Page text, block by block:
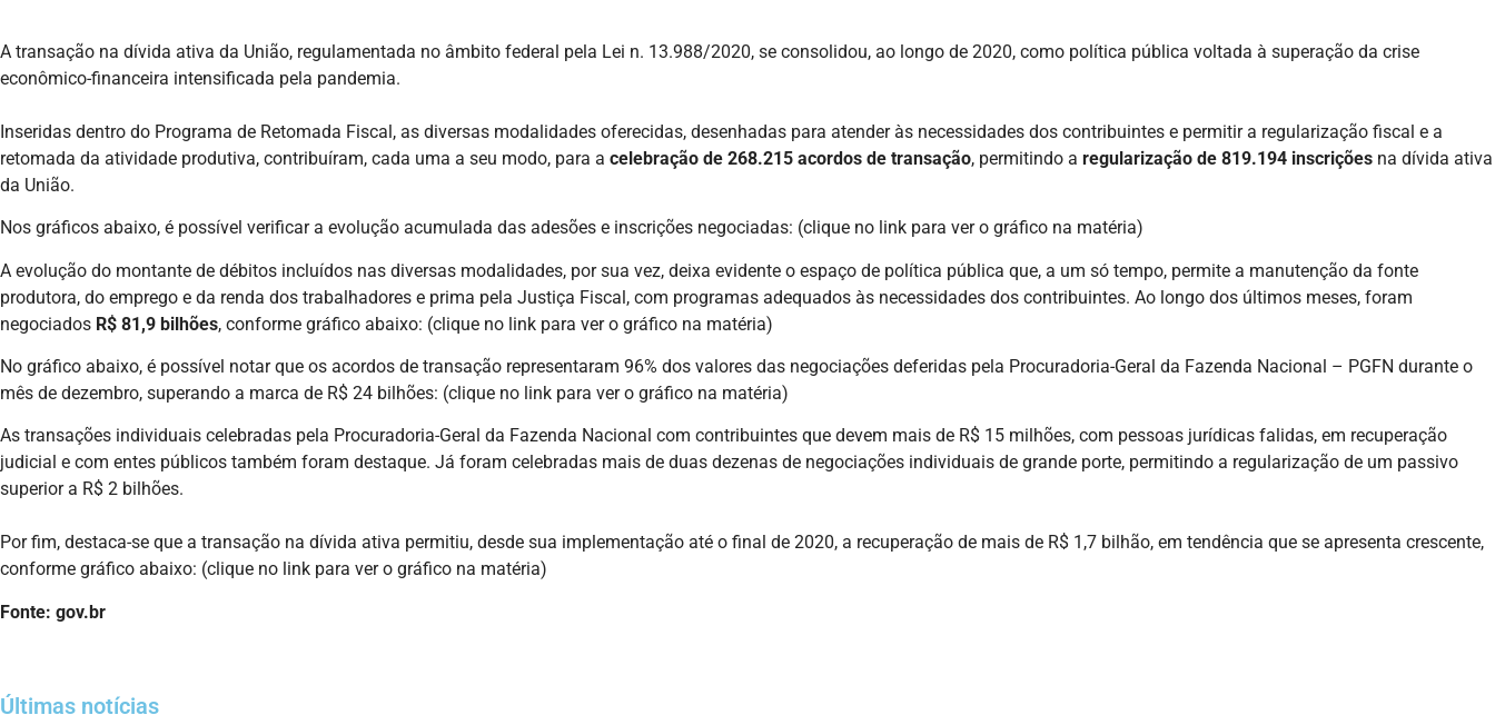
A transação na dívida ativa da União, regulamentada no âmbito federal pela Lei n. 13.988/2020, se consolidou, ao longo de 2020, como política pública voltada à superação da crise
econômico-financeira intensificada pela pandemia.
Inseridas dentro do Programa de Retomada Fiscal, as diversas modalidades oferecidas, desenhadas para atender às necessidades dos contribuintes e permitir a regularização fiscal e a
retomada da atividade produtiva, contribuíram, cada uma a seu modo, para a celebração de 268.215 acordos de transação, permitindo a regularização de 819.194 inscrições na dívida ativa
da União.
Nos gráficos abaixo, é possível verificar a evolução acumulada das adesões e inscrições negociadas: (clique no link para ver o gráfico na matéria)
A evolução do montante de débitos incluídos nas diversas modalidades, por sua vez, deixa evidente o espaço de política pública que, a um só tempo, permite a manutenção da fonte
produtora, do emprego e da renda dos trabalhadores e prima pela Justiça Fiscal, com programas adequados às necessidades dos contribuintes. Ao longo dos últimos meses, foram
negociados R$ 81,9 bilhões, conforme gráfico abaixo: (clique no link para ver o gráfico na matéria)
No gráfico abaixo, é possível notar que os acordos de transação representaram 96% dos valores das negociações deferidas pela Procuradoria-Geral da Fazenda Nacional – PGFN durante o
mês de dezembro, superando a marca de R$ 24 bilhões: (clique no link para ver o gráfico na matéria)
As transações individuais celebradas pela Procuradoria-Geral da Fazenda Nacional com contribuintes que devem mais de R$ 15 milhões, com pessoas jurídicas falidas, em recuperação
judicial e com entes públicos também foram destaque. Já foram celebradas mais de duas dezenas de negociações individuais de grande porte, permitindo a regularização de um passivo
superior a R$ 2 bilhões.
Por fim, destaca-se que a transação na dívida ativa permitiu, desde sua implementação até o final de 2020, a recuperação de mais de R$ 1,7 bilhão, em tendência que se apresenta crescente,
conforme gráfico abaixo: (clique no link para ver o gráfico na matéria)
Fonte: gov.br
Últimas notícias